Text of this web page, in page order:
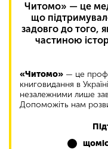
Читомо» — це
що
задовго до того,
частиною
«Читомо» — це
книговидання в
незалежними лише
Допоможіть нам